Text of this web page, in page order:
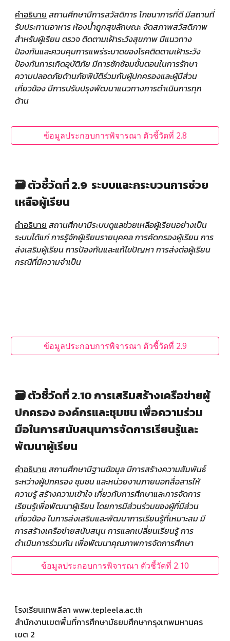
คำอธิบาย สถานศึกษามีการสวัสดิการ โภชนาการที่ดี มีสถานที่
รับประทานอาหาร ห้องน้ำถูกสุขลักษณะ จัดสภาพสวัสดิภาพ
สำหรับผู้เรียน ตรวจ ติดตามเฝ้าระวังสุขภาพ มีแนวทาง
ป้องกันและควบคุมการแพร่ระบาดของโรคติดตามเฝ้าระวัง
ป้องกันการเกิดอุบัติภัย มีการซักซ้อมขั้นตอนในการรักษา
ความปลอดภัยด้านภัยพิบัติร่วมกับผู้ปกครองและผู้มีส่วน
เกี่ยวข้อง มีการปรับปรุงพัฒนาแนวทางการดำเนินการทุก
ด้าน
ข้อมูลประกอบการพิจารณา ตัวชี้วัดที่ 2.8
🗃️ ตัวชี้วัดที่ 2.9 ระบบและกระบวนการช่วย
เหลือผู้เรียน
คำอธิบาย สถานศึกษามีระบบดูแลช่วยเหลือผู้เรียนอย่างเป็น
ระบบได้แก่ การรู้จักผู้เรียนรายบุคคล การคัดกรองผู้เรียน การ
ส่งเสริมผู้เรียน การป้องกันและแก้ไขปัญหา การส่งต่อผู้เรียน
กรณีที่มีความจำเป็น
ข้อมูลประกอบการพิจารณา ตัวชี้วัดที่ 2.9
🗃️ ตัวชี้วัดที่ 2.10 การเสริมสร้างเครือข่ายผู้
ปกครอง องค์กรและชุมชน เพื่อความร่วม
มือในการสนับสนุนการจัดการเรียนรู้และ
พัฒนาผู้เรียน
คำอธิบาย สถานศึกษามีฐานข้อมูล มีการสร้างความสัมพันธ์
ระหว่างผู้ปกครอง ชุมชน และหน่วยงานภายนอกสื่อสารให้
ความรู้ สร้างความเข้าใจ เกี่ยวกับการศึกษาและการจัดการ
เรียนรู้เพื่อพัฒนาผู้เรียน โดยการมีส่วนร่วมของผู้ที่มีส่วน
เกี่ยวข้อง ในการส่งเสริมและพัฒนาการเรียนรู้ที่เหมาะสม มี
การสร้างเครือข่ายสนับสนุน การแลกเปลี่ยนเรียนรู้ การ
ดำเนินการร่วมกัน เพื่อพัฒนาคุณภาพการจัดการศึกษา
ข้อมูลประกอบการพิจารณา ตัวชี้วัดที่ 2.10
โรงเรียนเทพลีลาwww.tepleela.ac.th
สำนักงานเขตพื้นที่การศึกษามัธยมศึกษากรุงเทพมหานคร
เขต 2